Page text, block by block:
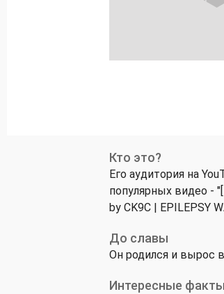
Кто это?
Его аудитория на
популярных видео -
by CK9C | EPILEPSY
До славы
Он родился и вырос
Интересные факты